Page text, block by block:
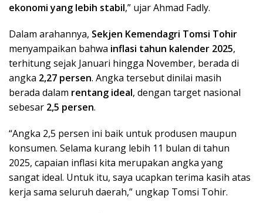
ekonomi yang lebih stabil,” ujar Ahmad Fadly.
Dalam arahannya, Sekjen Kemendagri Tomsi Tohir
menyampaikan bahwa inflasi tahun kalender 2025,
terhitung sejak Januari hingga November, berada di
angka 2,27 persen. Angka tersebut dinilai masih
berada dalam rentang ideal, dengan target nasional
sebesar 2,5 persen.
“Angka 2,5 persen ini baik untuk produsen maupun
konsumen. Selama kurang lebih 11 bulan di tahun
2025, capaian inflasi kita merupakan angka yang
sangat ideal. Untuk itu, saya ucapkan terima kasih atas
kerja sama seluruh daerah,” ungkap Tomsi Tohir.